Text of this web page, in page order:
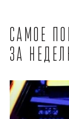
Самое
за